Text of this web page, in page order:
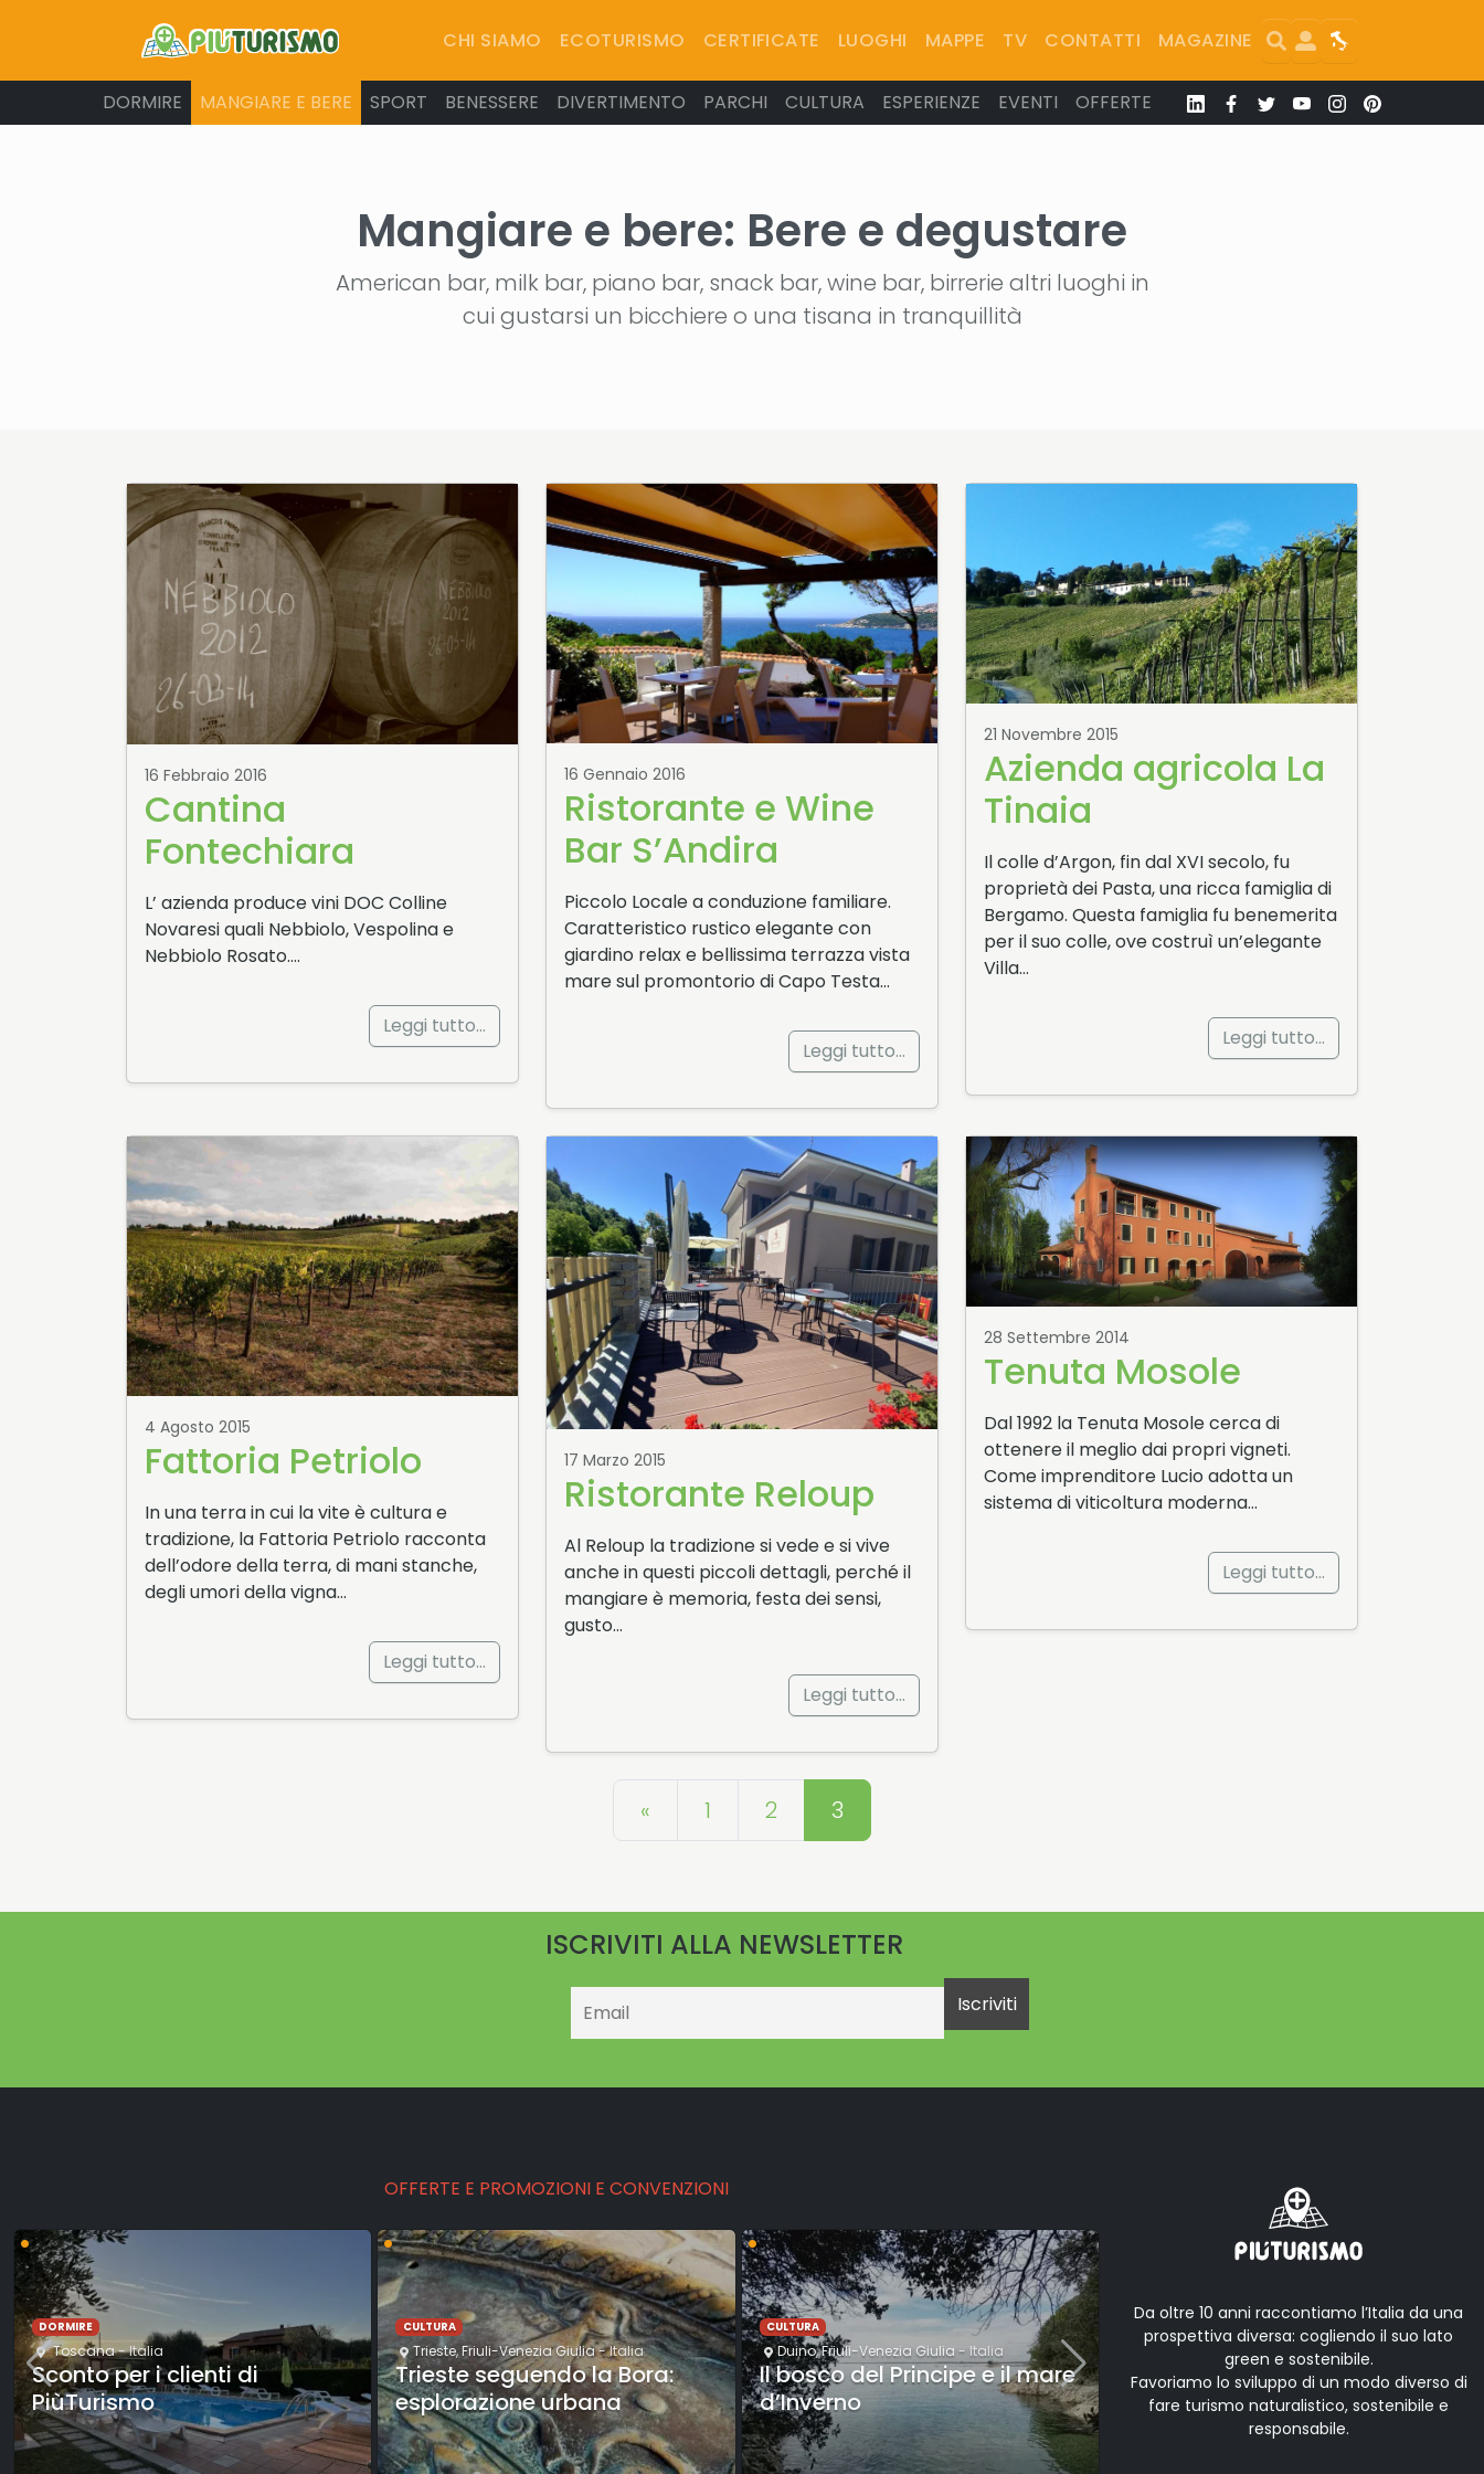
CHI SIAMO ECOTURISMO CERTIFICATE LUOGHI MAPPE TV CONTATTI MAGAZINE Search
User Map
DORMIRE MANGIARE E BERE SPORT BENESSERE DIVERTIMENTO PARCHI CULTURA ESPERIENZE EVENTI OFFERTE
Mangiare e bere: Bere e degustare
American bar, milk bar, piano bar, snack bar, wine bar, birrerie altri luoghi in
cui gustarsi un bicchiere o una tisana in tranquillità
16 Febbraio 2016
Cantina
Fontechiara
L’ azienda produce vini DOC Colline
Novaresi quali Nebbiolo, Vespolina e
Nebbiolo Rosato….
Leggi tutto…
16 Gennaio 2016
Ristorante e Wine
Bar S’Andira
Piccolo Locale a conduzione familiare.
Caratteristico rustico elegante con
giardino relax e bellissima terrazza vista
mare sul promontorio di Capo Testa…
Leggi tutto…
21 Novembre 2015
Azienda agricola La
Tinaia
Il colle d’Argon, fin dal XVI secolo, fu
proprietà dei Pasta, una ricca famiglia di
Bergamo. Questa famiglia fu benemerita
per il suo colle, ove costruì un’elegante
Villa…
Leggi tutto…
4 Agosto 2015
Fattoria Petriolo
In una terra in cui la vite è cultura e
tradizione, la Fattoria Petriolo racconta
dell’odore della terra, di mani stanche,
degli umori della vigna…
Leggi tutto…
17 Marzo 2015
Ristorante Reloup
Al Reloup la tradizione si vede e si vive
anche in questi piccoli dettagli, perché il
mangiare è memoria, festa dei sensi,
gusto…
Leggi tutto…
28 Settembre 2014
Tenuta Mosole
Dal 1992 la Tenuta Mosole cerca di
ottenere il meglio dai propri vigneti.
Come imprenditore Lucio adotta un
sistema di viticoltura moderna…
Leggi tutto…
Navigazione articoli
« 1 2 3
ISCRIVITI ALLA NEWSLETTER
OFFERTE E PROMOZIONI E CONVENZIONI
•
DORMIRE
Toscana- Italia
Sconto per i clienti di
PiùTurismo
•
CULTURA
Trieste,Friuli-Venezia Giulia- Italia
Trieste seguendo la Bora:
esplorazione urbana
•
CULTURA
Duino,Friuli-Venezia Giulia - Italia
Il bosco del Principe e il mare
d’Inverno
Aurisina Friuli-Venezia Giulia - Italia
Il Sentiero della Salvia:
inverno vista mare
Da oltre 10 anni raccontiamo l’Italia da una
prospettiva diversa: cogliendo il suo lato
green e sostenibile.
Favoriamo lo sviluppo di un modo diverso di
fare turismo naturalistico, sostenibile e
responsabile.